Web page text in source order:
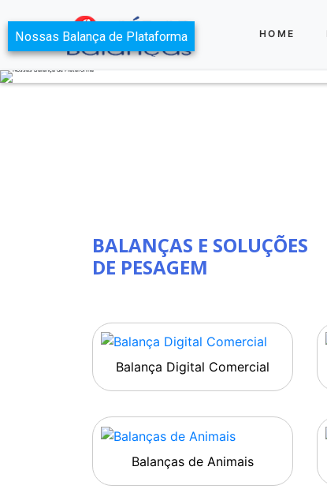
HOME
BALANÇAS E SOLUÇÕES
DE PESAGEM
Balança Digital Comercial
Balanças de Animais